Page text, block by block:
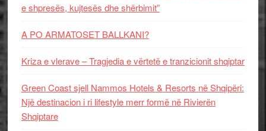
e shpresës, kujtesës dhe shërbimit”
A PO ARMATOSET BALLKANI?
Kriza e vlerave – Tragjedia e vërtetë e tranzicionit shqiptar
Green Coast sjell Nammos Hotels & Resorts në Shqipëri:
Një destinacion i ri lifestyle merr formë në Rivierën
Shqiptare